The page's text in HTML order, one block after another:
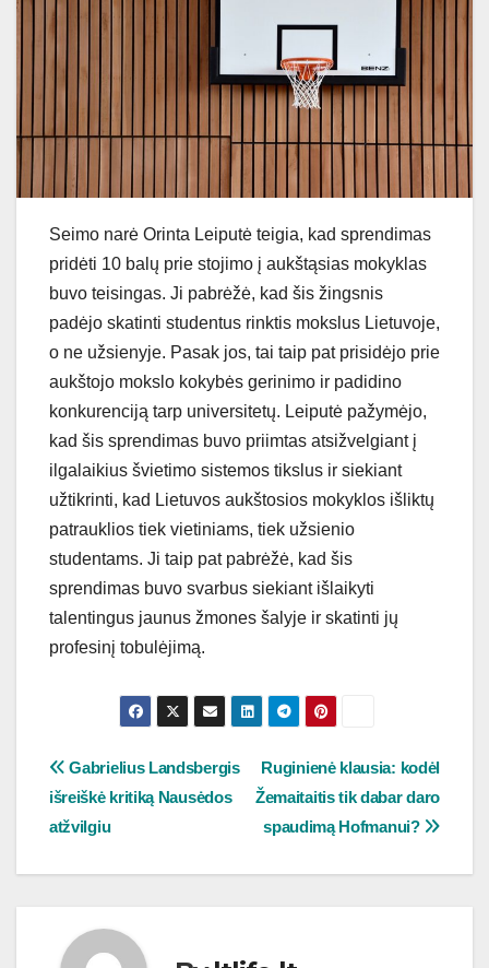
Seimo narė Orinta Leiputė teigia, kad sprendimas
pridėti 10 balų prie stojimo į aukštąsias mokyklas
buvo teisingas. Ji pabrėžė, kad šis žingsnis
padėjo skatinti studentus rinktis mokslus Lietuvoje,
o ne užsienyje. Pasak jos, tai taip pat prisidėjo prie
aukštojo mokslo kokybės gerinimo ir padidino
konkurenciją tarp universitetų. Leiputė pažymėjo,
kad šis sprendimas buvo priimtas atsižvelgiant į
ilgalaikius švietimo sistemos tikslus ir siekiant
užtikrinti, kad Lietuvos aukštosios mokyklos išliktų
patrauklios tiek vietiniams, tiek užsienio
studentams. Ji taip pat pabrėžė, kad šis
sprendimas buvo svarbus siekiant išlaikyti
talentingus jaunus žmones šalyje ir skatinti jų
profesinį tobulėjimą.
Navigacija
tarp
įrašų
Ruginienė klausia: kodėl
Žemaitaitis tik dabar daro
spaudimą Hofmanui?
Gabrielius Landsbergis
išreiškė kritiką Nausėdos
atžvilgiu